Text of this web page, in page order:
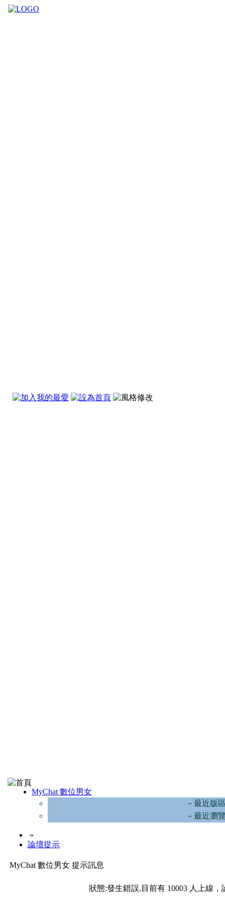
MyChat 數位男女
－最近版
－最近瀏
»
論壇提示
MyChat 數位男女 提示訊息
狀態:發生錯誤,目前有 10003 人上線